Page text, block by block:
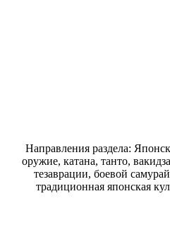
Направления раздела:
оружие, катана, танто,
тезаврации, боевой
традиционная японская